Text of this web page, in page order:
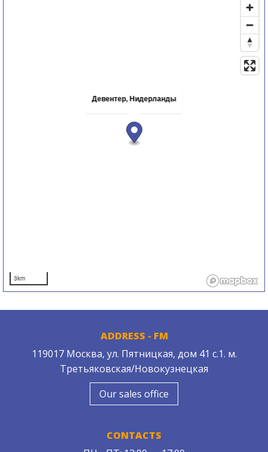
3km
Девентер, Нидерланды
ADDRESS - FM
119017 Москва, ул. Пятницкая, дом 41 с.1. м.
Третьяковская/Новокузнецкая
Our sales office
CONTACTS